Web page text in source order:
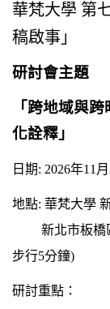
華梵大學 第
稿啟事」
研討會主題
「跨地域與
化詮釋」
日期: 2026年11
地點: 華梵大學
新北市板橋區
步行5分鐘)
研討重點：